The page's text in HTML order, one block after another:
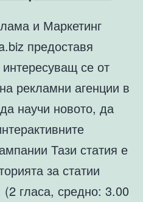
и Маркетинг
предоставя
се от
рекламни агенции в
научи новото, да
Тази статия е
за статии
гласа, средно: 3.00